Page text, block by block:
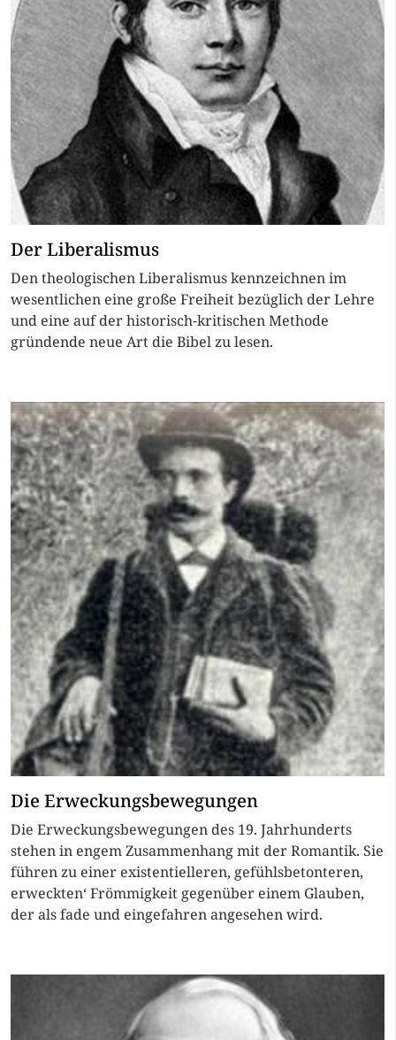
Der Liberalismus
Den theologischen Liberalismus kennzeichnen im
wesentlichen eine große Freiheit bezüglich der Lehre
und eine auf der historisch-kritischen Methode
gründende neue Art die Bibel zu lesen.
Die Erweckungsbewegungen
Die Erweckungsbewegungen des 19. Jahrhunderts
stehen in engem Zusammenhang mit der Romantik. Sie
führen zu einer existentielleren, gefühlsbetonteren‚
erweckten‘ Frömmigkeit gegenüber einem Glauben,
der als fade und eingefahren angesehen wird.